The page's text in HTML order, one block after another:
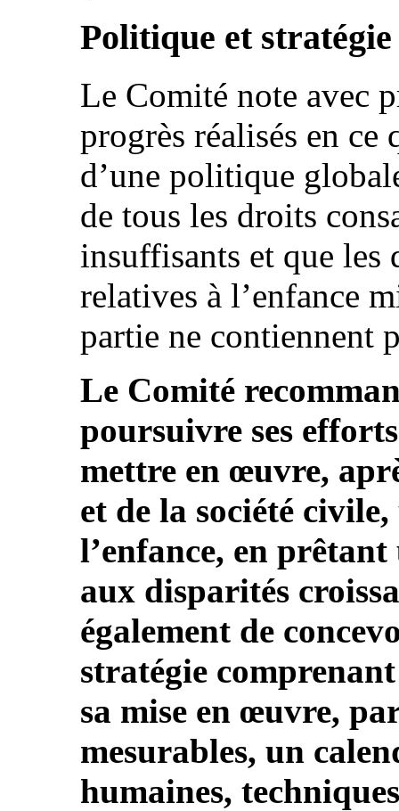
Politique et stratégie
Le Comité note avec
progrès réalisés en ce
d’une politique
de tous les droits
insuffisants et que les
relatives à l’enfance
partie ne contiennent
Le Comité
poursuivre ses
mettre en œuvre,
et de la société
l’enfance, en
aux disparités
également de
stratégie comprenant
sa mise en œuvre,
mesurables, un
humaines,